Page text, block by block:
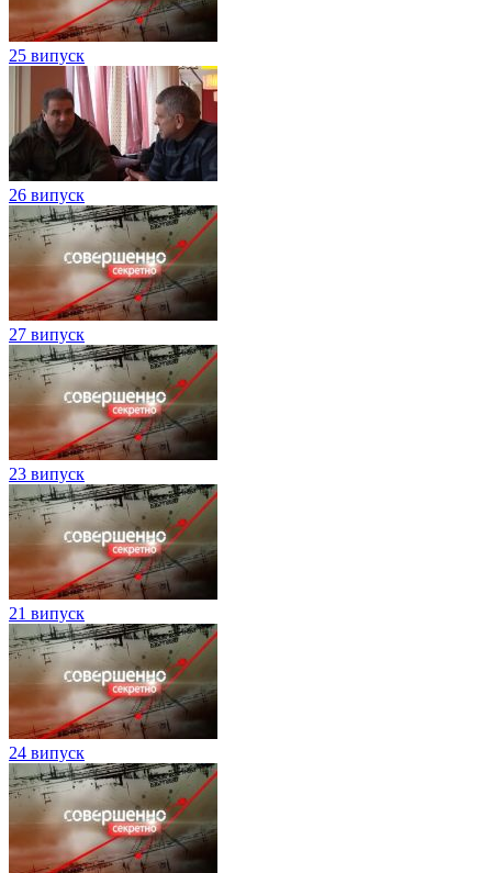
25 випуск
26 випуск
27 випуск
23 випуск
21 випуск
24 випуск